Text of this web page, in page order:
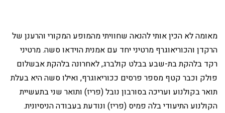
מאומה לא הכין אותי להנאה שחוויתי מהמופע המקורי והרענן של
הרקדן והכוריאוגרף מרטיני יחד עם אמנית הוידאו סשה. מרטיני
רקד בלהקת בת-שבע בבלט קולברג, לאחרונה בלהקת אבשלום
פולק וכבר קטף מספר פרסים ככוריאוגרף, ואילו סשה היא בעלת
תואר בקולנוע ועריכה בסורבון נובל (פריז) ותואר שני בתעשיית
הקולנוע התיעודי בלה פמיס (פריז) ונודעת בעבודה הניסיונית.